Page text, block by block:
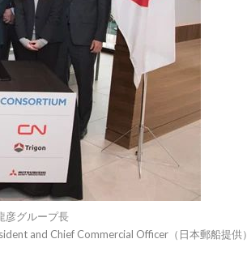
彦グループ長
and Chief Commercial Officer（日本郵船提供）